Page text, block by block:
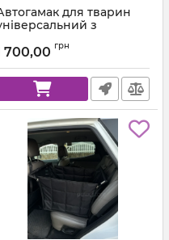
для тварин
з
+ Помаранчева
700,00 грн